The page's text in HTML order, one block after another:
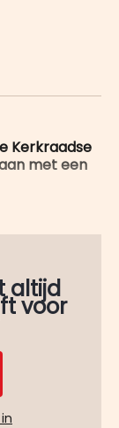
Kerkraadse
met een
altijd
voor